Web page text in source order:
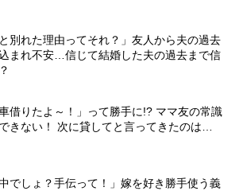
と別れた理由ってそれ？」友人から夫の過去
まれ不安…信じて結婚した夫の過去まで信
車借りたよ～！」って勝手に!? ママ友の常識
きない！ 次に貸してと言ってきたのは…
中でしょ？手伝って！」嫁を好き勝手使う義